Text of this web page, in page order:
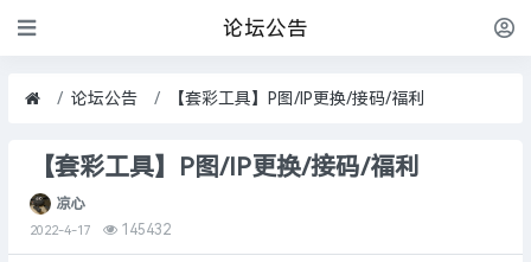
论坛公告
论坛公告 【套彩工具】P图/IP更换/接码/福利
【套彩工具】P图/IP更换/接码/福利
凉心
2022-4-17 145432